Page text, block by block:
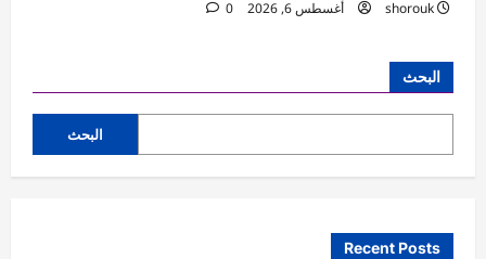
shorouk أغسطس 6, 2026 0
البحث
البحث
Recent Posts